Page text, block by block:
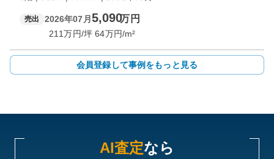
売出 2026年07月 5,090万円
211万円/坪 64万円/m²
会員登録して事例をもっと見る
AI査定なら